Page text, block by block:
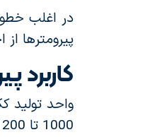
در اغلب
پیرومترها
کاربرد
واحد تولید
1000 تا 1200 درجه سانتی‌گراد به‌طور مداوم بر فرآیند تأثیر می‌گذارد. کنترل دقیق دما منجر به: